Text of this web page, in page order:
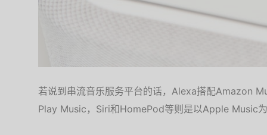
若说到串流音乐服务平台的话，Alexa搭配Amazon
Play Music，Siri和HomePod等则是以Apple Music